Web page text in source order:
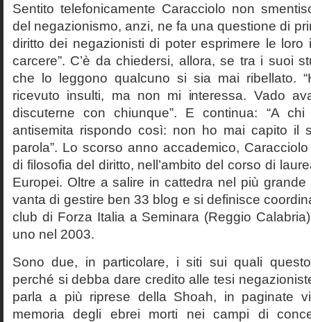
Sentito telefonicamente Caracciolo non
del negazionismo, anzi, ne fa una questione di
diritto dei negazionisti di poter esprimere le loro
carcere”. C’è da chiedersi, allora, se tra i suoi
che lo leggono qualcuno si sia mai ribellato.
ricevuto insulti, ma non mi interessa. Vado
discuterne con chiunque”. E continua: “A
antisemita rispondo così: non ho mai capito il
parola”. Lo scorso anno accademico,
di filosofia del diritto, nell’ambito del corso di
Europei. Oltre a salire in cattedra nel più grande
vanta di gestire ben 33 blog e si definisce
club di Forza Italia a Seminara (Reggio
uno nel 2003.
Sono due, in particolare, i siti sui quali
perché si debba dare credito alle tesi
parla a più riprese della Shoah, in paginate
memoria degli ebrei morti nei campi di